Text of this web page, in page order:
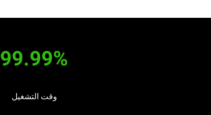
99.99%
وقت التشغيل